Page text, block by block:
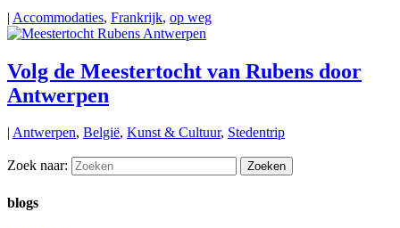
| Accommodaties, Frankrijk, op weg
Volg de Meestertocht van Rubens door
Antwerpen
| Antwerpen, België, Kunst & Cultuur, Stedentrip
Zoek naar:
blogs